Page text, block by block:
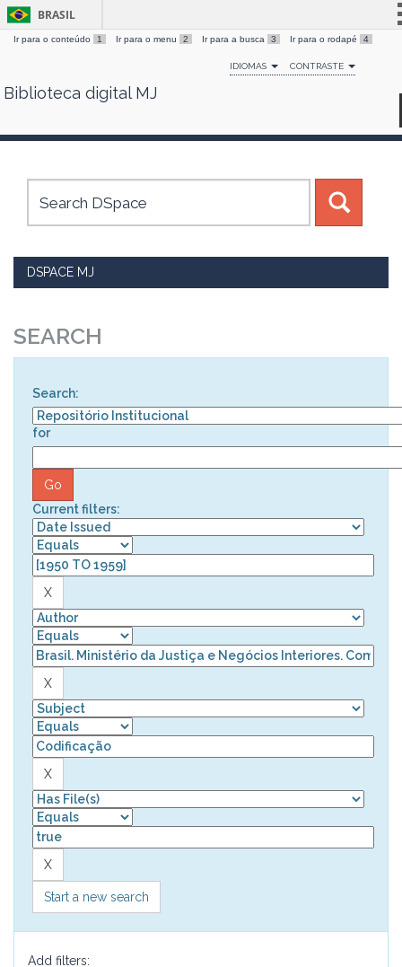
Skip
BRASIL
Simplifique!
Comunica BR
Canais
Ir para o conteúdo 1 Ir para o menu 2 Ir para a busca 3 Ir para o rodapé 4
IDIOMAS CONTRASTE
Biblioteca digital MJ
DSPACE MJ
SEARCH
Search:
for
Current filters:
Start a new search
Add filters: